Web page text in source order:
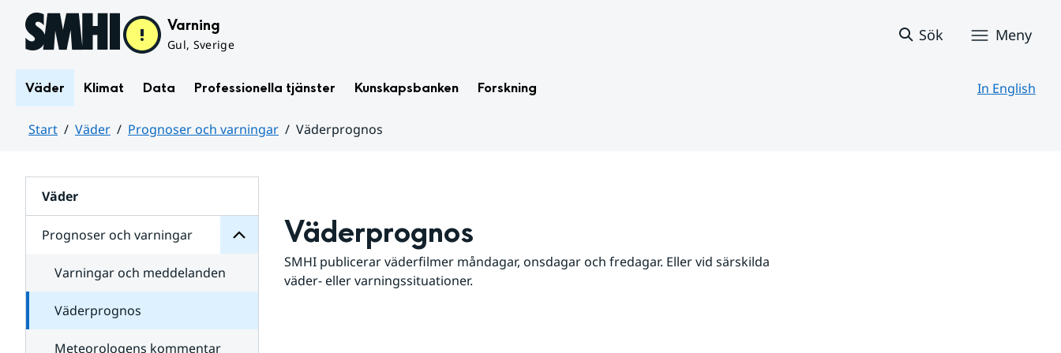
Hoppa till sidans innehåll Varning
Gul, Sverige
Sök Meny
Väder Klimat Data Professionella tjänster Kunskapsbanken Forskning In English
Start Väder Prognoser och varningar
Väderprognos
Väder
Prognoser och varningar
för
varningar
Varningar och meddelanden
Väderprognos
Meteorologens kommentar
Väderprognos
SMHI publicerar väderfilmer måndagar, onsdagar och fredagar. Eller vid särskilda
väder- eller varningssituationer.